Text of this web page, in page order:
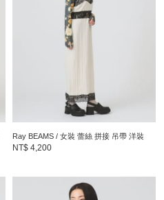
Ray BEAMS / 女裝 蕾絲 拼接 吊帶 洋裝
NT$ 4,200